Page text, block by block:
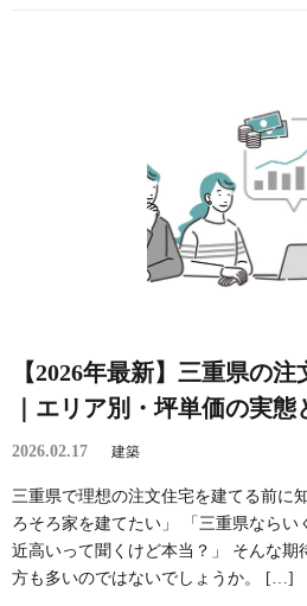
【2026年最新】三重県の
｜エリア別・坪単価の実態
2026.02.17 建築
三重県で理想の注文住宅を建てる前に
ろそろ家を建てたい」 「三重県なら
近高いって聞くけど本当？」 そんな期
方も多いのではないでしょうか。 […]